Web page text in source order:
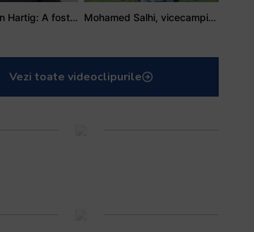
Stejarul Iulian Hartig: A fost un turneu care a unit mai mult echipa Mohamed Salhi, vicecampion național juniori I: Rugby-ul te învață să accepți și înfrângerile
Vezi toate videoclipurile